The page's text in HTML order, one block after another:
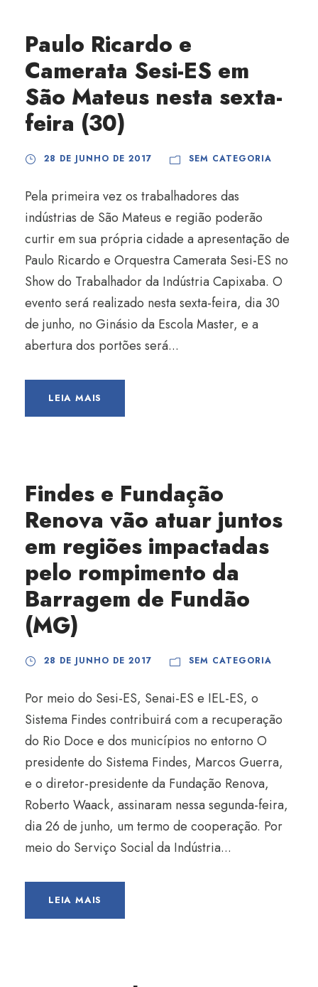
Paulo Ricardo e
Camerata Sesi-ES em
São Mateus nesta sexta-
feira (30)
28 DE JUNHO DE 2017 SEM CATEGORIA
Pela primeira vez os trabalhadores das
indústrias de São Mateus e região poderão
curtir em sua própria cidade a apresentação de
Paulo Ricardo e Orquestra Camerata Sesi-ES no
Show do Trabalhador da Indústria Capixaba. O
evento será realizado nesta sexta-feira, dia 30
de junho, no Ginásio da Escola Master, e a
abertura dos portões será...
LEIA MAIS
Findes e Fundação
Renova vão atuar juntos
em regiões impactadas
pelo rompimento da
Barragem de Fundão
(MG)
28 DE JUNHO DE 2017 SEM CATEGORIA
Por meio do Sesi-ES, Senai-ES e IEL-ES, o
Sistema Findes contribuirá com a recuperação
do Rio Doce e dos municípios no entorno O
presidente do Sistema Findes, Marcos Guerra,
e o diretor-presidente da Fundação Renova,
Roberto Waack, assinaram nessa segunda-feira,
dia 26 de junho, um termo de cooperação. Por
meio do Serviço Social da Indústria...
LEIA MAIS